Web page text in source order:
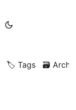
🏷️ Tags 🗃️